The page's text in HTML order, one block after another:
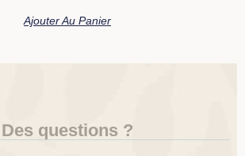
Ajouter Au Panier
Des questions ?